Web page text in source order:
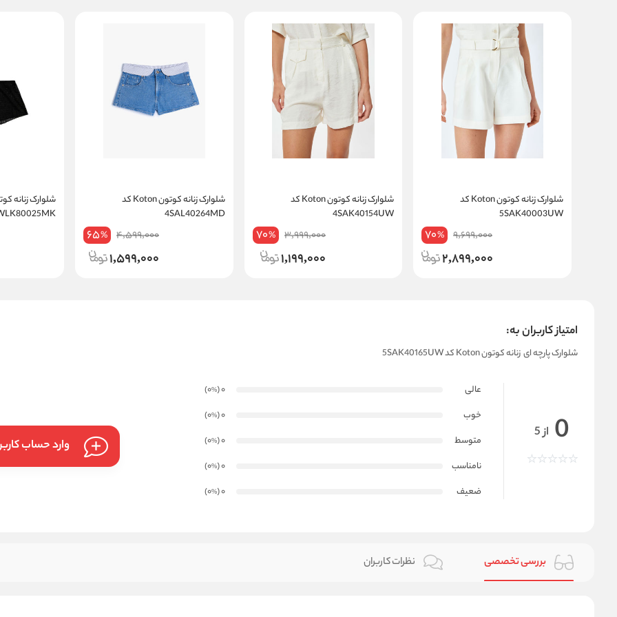
شلوارک زنانه کوتون Koton کد
5SAK40003UW
9,699,000
70%
2,899,000
شلوارک زنانه کوتون Koton کد
4SAK40154UW
3,999,000
70%
1,199,000
شلوارک زنانه کوتون Koton کد
4SAL40264MD
4,599,000
65%
1,599,000
امتیاز کاربران به:
شلوارک پارچه ای زنانه کوتون Koton کد 5SAK40165UW
0 از 5
عالی 0
(0
%
)
خوب
0
(0
%
)
متوسط
0
(0
%
)
نامناسب
0
(0
%
)
ضعیف
0
(0
%
)
وارد حساب
بررسی تخصصی نظرات کاربران